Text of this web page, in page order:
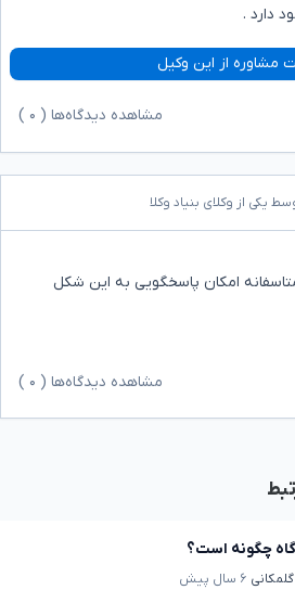
دارد .
مشاوره از این وکیل
مشاهده دیدگاه‌ها ( ۰
یکی از وکلای بنیاد وکلا
امکان پاسخگویی به این شکل
مشاهده دیدگاه‌ها ( ۰
چگونه است؟
۶ سال پیش